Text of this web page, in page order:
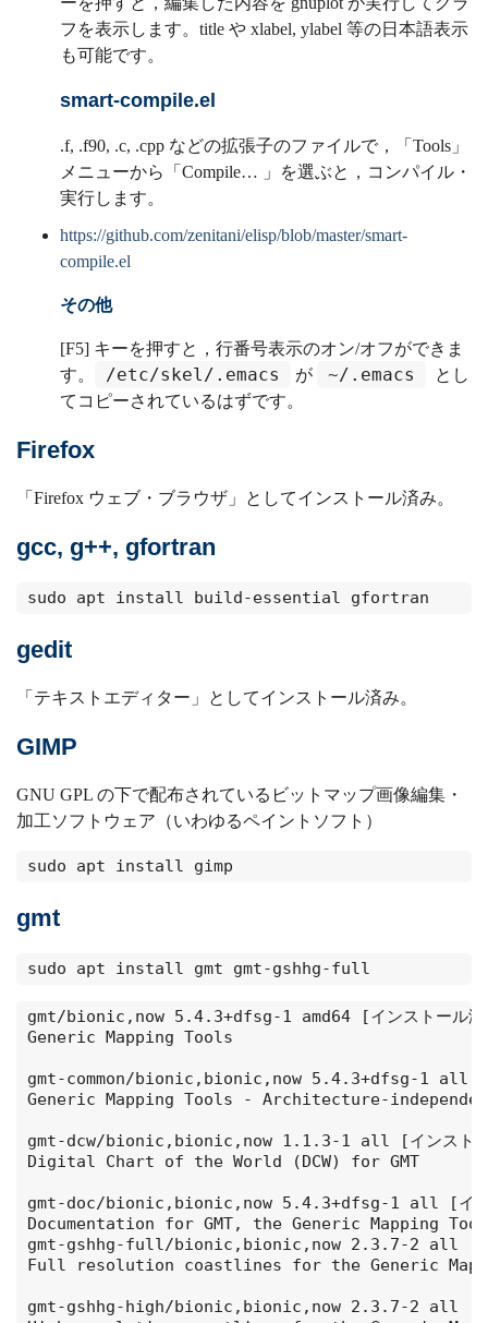
フを表示します。title や xlabel, ylabel 等の日本語表示
も可能です。
smart-compile.el
.f, .f90, .c, .cpp などの拡張子のファイルで，「Tools」
メニューから「Compile… 」を選ぶと，コンパイル・
実行します。
https://github.com/zenitani/elisp/blob/master/smart-
compile.el
その他
[F5] キーを押すと，行番号表示のオン/オフができま
す。
/etc/skel/.emacs が ~/.emacs
とし
てコピーされているはずです。
Firefox
「Firefox ウェブ・ブラウザ」としてインストール済み。
gcc, g++, gfortran
sudo apt install build-essential gfortran
gedit
「テキストエディター」としてインストール済み。
GIMP
GNU GPL の下で配布されているビットマップ画像編集・
加工ソフトウェア（いわゆるペイントソフト）
sudo apt install gimp
gmt
sudo apt install gmt gmt-gshhg-full
gmt/bionic,now 5.4.3+dfsg-1 amd64 [インストール
Generic Mapping Tools
gmt-common/bionic,bionic,now 5.4.3+dfsg-1 all [イ
Generic Mapping Tools - Architecture-
gmt-dcw/bionic,bionic,now 1.1.3-1 all [インストー
Digital Chart of the World (DCW) for GMT
gmt-doc/bionic,bionic,now 5.4.3+dfsg-1 all [インス
Documentation for GMT, the Generic Mapping
gmt-gshhg-full/bionic,bionic,now 2.3.7-2 all [イ
Full resolution coastlines for the Generic
gmt-gshhg-high/bionic,bionic,now 2.3.7-2 all [イン